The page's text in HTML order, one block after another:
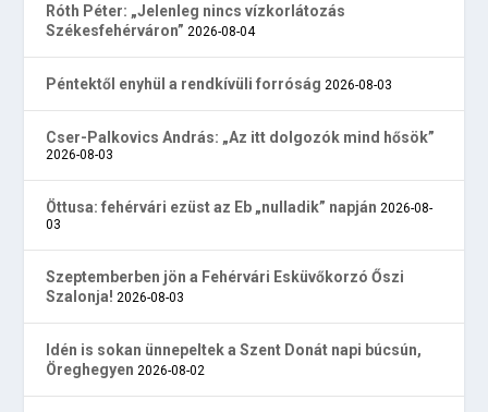
Róth Péter: „Jelenleg nincs vízkorlátozás
Székesfehérváron” 2026-08-04
Péntektől enyhül a rendkívüli forróság 2026-08-03
Cser-Palkovics András: „Az itt dolgozók mind hősök”
2026-08-03
Öttusa: fehérvári ezüst az Eb „nulladik” napján 2026-08-
03
Szeptemberben jön a Fehérvári Esküvőkorzó Őszi
Szalonja! 2026-08-03
Idén is sokan ünnepeltek a Szent Donát napi búcsún,
Öreghegyen 2026-08-02